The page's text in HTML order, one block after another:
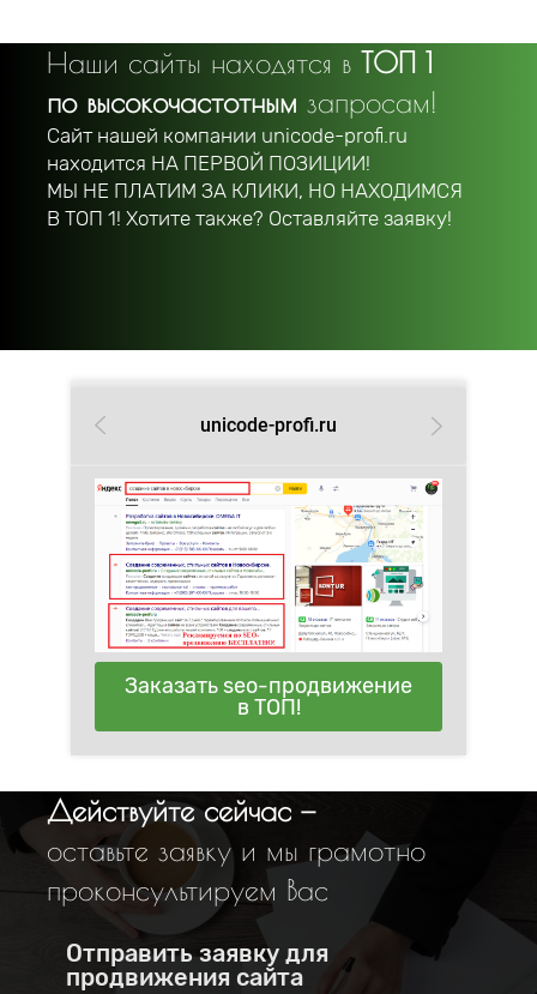
Наши сайты находятся в ТОП 1
по высокочастотным запросам!
Сайт нашей компании unicode-profi.ru
находится НА ПЕРВОЙ ПОЗИЦИИ!
МЫ НЕ ПЛАТИМ ЗА КЛИКИ, НО НАХОДИМСЯ
В ТОП 1! Хотите также? Оставляйте заявку!
unicode-profi.ru
Заказать seo-продвижение
в ТОП!
Действуйте сейчас —
оставьте заявку и мы грамотно
проконсультируем Вас
Отправить заявку для
продвижения сайта